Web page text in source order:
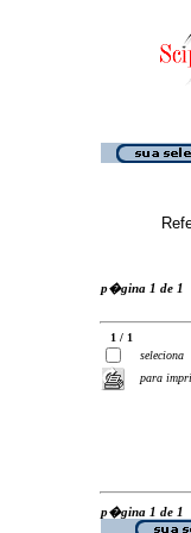
p�gina 1 de 1
1 / 1
seleciona
para
p�gina 1 de 1